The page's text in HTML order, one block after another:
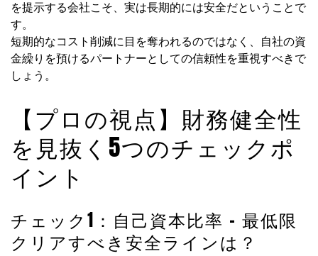
を提示する会社こそ、実は長期的には安全だということで
す。
短期的なコスト削減に目を奪われるのではなく、自社の資
金繰りを預けるパートナーとしての信頼性を重視すべきで
しょう。
【プロの視点】財務健全性
を見抜く5つのチェックポ
イント
チェック1：自己資本比率 – 最低限
クリアすべき安全ラインは？